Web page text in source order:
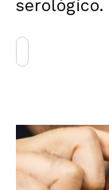
serológico.